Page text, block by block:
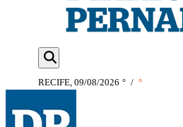
RECIFE, 09/08/2026 ° / °